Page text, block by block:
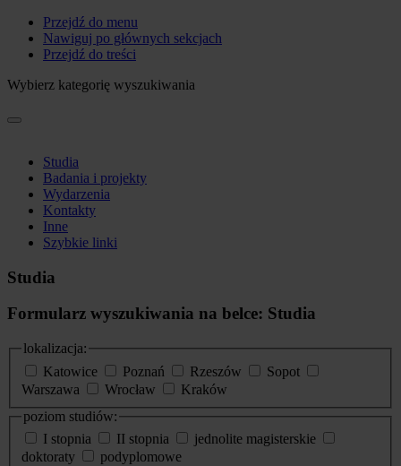
Przejdź do menu
Nawiguj po głównych sekcjach
Przejdź do treści
Wybierz kategorię wyszukiwania
Studia
Badania i projekty
Wydarzenia
Kontakty
Inne
Szybkie linki
Studia
Formularz wyszukiwania na belce: Studia
lokalizacja:
Katowice
Poznań Rzeszów
Sopot
Warszawa
Wrocław
Kraków
poziom studiów:
I stopnia
II stopnia
jednolite magisterskie
doktoraty
podyplomowe